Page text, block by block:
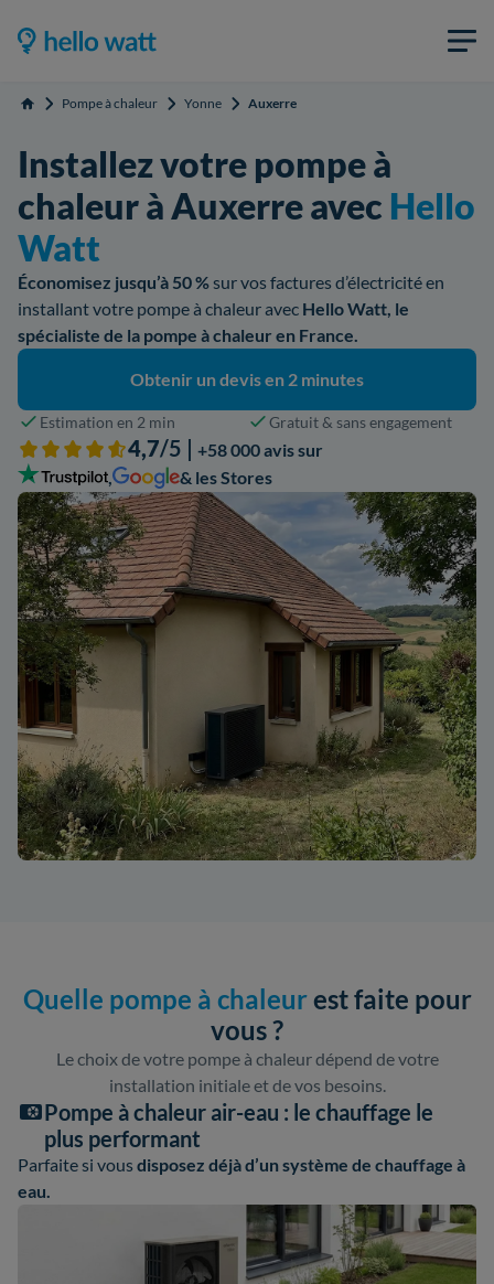
Accueil Pompe à chaleur Yonne Auxerre
Installez votre pompe à
chaleur à Auxerre avec Hello
Watt
Économisez jusqu’à 50 %sur vos factures d’électricité en
installant votre pompe à chaleur avec Hello Watt, le
spécialiste de la pompe à chaleur en France.
Obtenir un devis en 2 minutes
Estimation en 2 min Gratuit & sans engagement
4,7/5 | +58 000 avis sur
,
& les Stores
Quelle pompe à chaleurest faite pour
vous ?
Le choix de votre pompe à chaleur dépend de votre
installation initiale et de vos besoins.
Pompe à chaleur air-eau : le chauffage le
plus performant
Parfaite si vousdisposez déjà d’un système de chauffage à
eau.